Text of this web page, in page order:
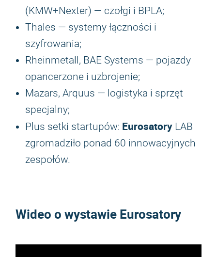
(KMW+Nexter) — czołgi i BPLA;
Thales — systemy łączności i
szyfrowania;
Rheinmetall, BAE Systems — pojazdy
opancerzone i uzbrojenie;
Mazars, Arquus — logistyka i sprzęt
specjalny;
Plus setki startupów: Eurosatory LAB
zgromadziło ponad 60 innowacyjnych
zespołów.
Wideo o wystawie Eurosatory